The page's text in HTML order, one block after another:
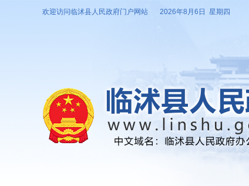
欢迎访问临沭县人民政府门户网站 2026年8月6日 星期四